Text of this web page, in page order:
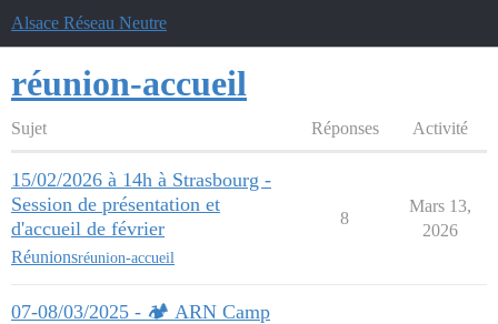
Alsace Réseau Neutre
réunion-accueil
Sujet Réponses Activité
15/02/2026 à 14h à Strasbourg -
Session de présentation et
d'accueil de février
Réunionsréunion-accueil
8
Mars 13,
2026
07-08/03/2025 - 🏕️ ARN Camp